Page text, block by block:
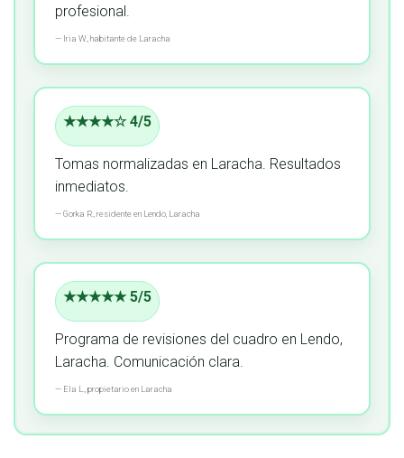
profesional.
—Iria W.,habitantede Laracha
★★★★☆ 4/5
Tomas normalizadas en Laracha. Resultados
inmediatos.
—Gorka R.,residenteen Lendo, Laracha
★★★★★ 5/5
Programa de revisiones del cuadro en Lendo,
Laracha. Comunicación clara.
—Ela L.,propietarioen Laracha